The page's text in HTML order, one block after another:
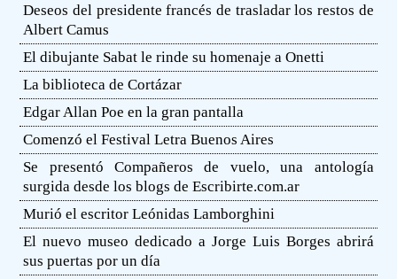
Deseos del presidente francés de trasladar los restos de
Albert Camus
El dibujante Sabat le rinde su homenaje a Onetti
La biblioteca de Cortázar
Edgar Allan Poe en la gran pantalla
Comenzó el Festival Letra Buenos Aires
Se presentó Compañeros de vuelo, una antología
surgida desde los blogs de Escribirte.com.ar
Murió el escritor Leónidas Lamborghini
El nuevo museo dedicado a Jorge Luis Borges abrirá
sus puertas por un día